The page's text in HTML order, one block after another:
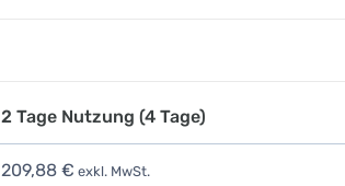
2 Tage Nutzung (4 Tage)
209,88 € exkl. MwSt.